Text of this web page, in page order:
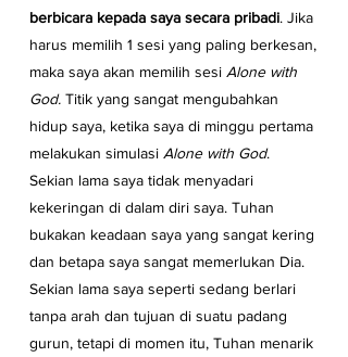
berbicara kepada saya secara pribadi. Jika
harus memilih 1 sesi yang paling berkesan,
maka saya akan memilih sesi Alone with
God. Titik yang sangat mengubahkan
hidup saya, ketika saya di minggu pertama
melakukan simulasi Alone with God.
Sekian lama saya tidak menyadari
kekeringan di dalam diri saya. Tuhan
bukakan keadaan saya yang sangat kering
dan betapa saya sangat memerlukan Dia.
Sekian lama saya seperti sedang berlari
tanpa arah dan tujuan di suatu padang
gurun, tetapi di momen itu, Tuhan menarik